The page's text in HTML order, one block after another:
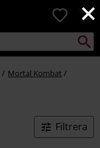
×
0
Sök
Mortal Kombat
Filtrera